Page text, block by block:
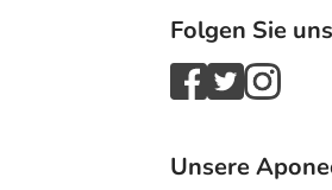
Folgen Sie uns
Unsere